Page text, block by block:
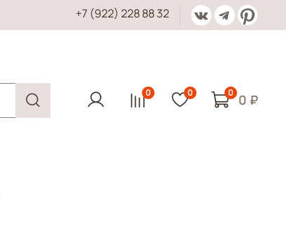
+7 (922) 228 88 32
0 0 0 0 ₽